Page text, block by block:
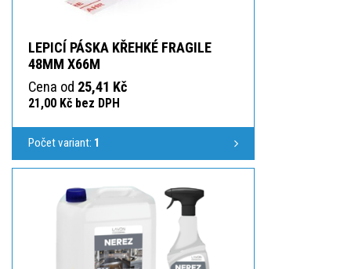
LEPICÍ PÁSKA KŘEHKÉ FRAGILE
48MM X66M
Cena od 25,41 Kč
21,00 Kč bez DPH
Počet variant: 1